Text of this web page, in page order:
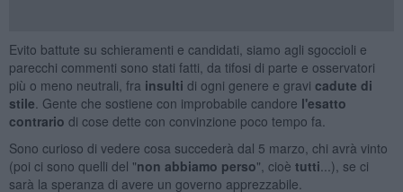
Evito battute su schieramenti e candidati, siamo agli sgoccioli e
parecchi commenti sono stati fatti, da tifosi di parte e osservatori
più o meno neutrali, fra insulti di ogni genere e gravi cadute di
stile . Gente che sostiene con improbabile candore l'esatto
contrario di cose dette con convinzione poco tempo fa.
Sono curioso di vedere cosa succederà dal 5 marzo, chi avrà vinto
(poi ci sono quelli del "non abbiamo perso", cioè tutti ...), se ci
sarà la speranza di avere un governo apprezzabile.